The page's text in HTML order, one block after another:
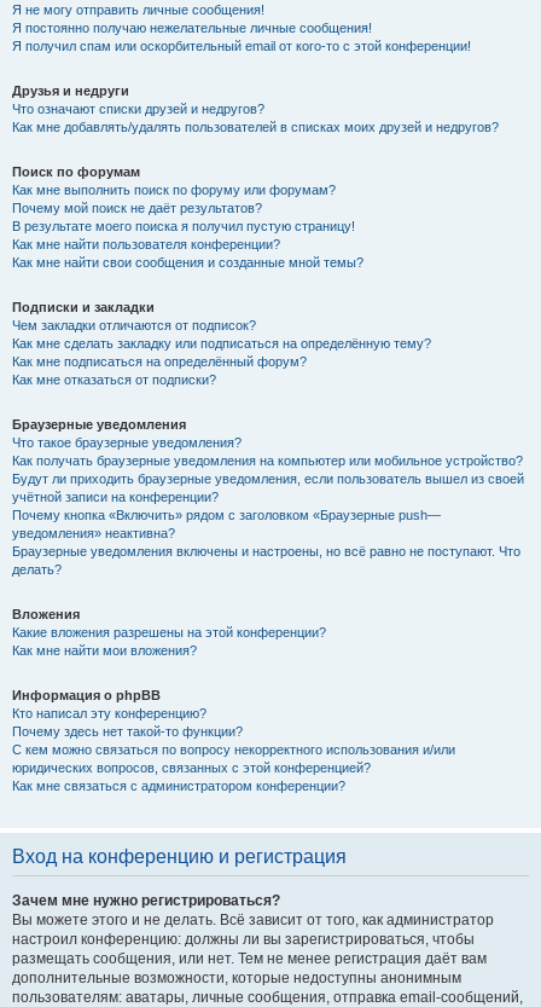
Я не могу отправить личные сообщения!
Я постоянно получаю нежелательные личные сообщения!
Я получил спам или оскорбительный email от кого-то с этой конференции!
Друзья и недруги
Что означают списки друзей и недругов?
Как мне добавлять/удалять пользователей в списках моих друзей и недругов?
Поиск по форумам
Как мне выполнить поиск по форуму или форумам?
Почему мой поиск не даёт результатов?
В результате моего поиска я получил пустую страницу!
Как мне найти пользователя конференции?
Как мне найти свои сообщения и созданные мной темы?
Подписки и закладки
Чем закладки отличаются от подписок?
Как мне сделать закладку или подписаться на определённую тему?
Как мне подписаться на определённый форум?
Как мне отказаться от подписки?
Браузерные уведомления
Что такое браузерные уведомления?
Как получать браузерные уведомления на компьютер или мобильное устройство?
Будут ли приходить браузерные уведомления, если пользователь вышел из своей
учётной записи на конференции?
Почему кнопка «Включить» рядом с заголовком «Браузерные push—
уведомления» неактивна?
Браузерные уведомления включены и настроены, но всё равно не поступают. Что
делать?
Вложения
Какие вложения разрешены на этой конференции?
Как мне найти мои вложения?
Информация о phpBB
Кто написал эту конференцию?
Почему здесь нет такой-то функции?
С кем можно связаться по вопросу некорректного использования и/или
юридических вопросов, связанных с этой конференцией?
Как мне связаться с администратором конференции?
Вход на конференцию и регистрация
Зачем мне нужно регистрироваться?
Вы можете этого и не делать. Всё зависит от того, как администратор
настроил конференцию: должны ли вы зарегистрироваться, чтобы
размещать сообщения, или нет. Тем не менее регистрация даёт вам
дополнительные возможности, которые недоступны анонимным
пользователям: аватары, личные сообщения, отправка email-сообщений,